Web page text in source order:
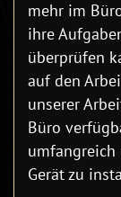
mehr im
ihre
überprüfen
auf den
unserer
Büro
Gerät zu